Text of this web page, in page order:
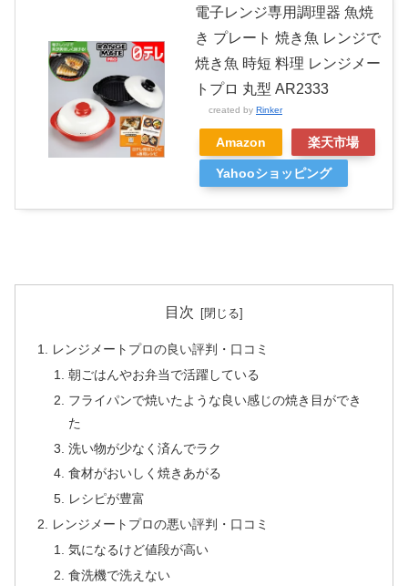
電子レンジ専用調理器 魚焼
き プレート 焼き魚 レンジで
焼き魚 時短 料理 レンジメー
トプロ 丸型 AR2333
created by Rinker
Amazon 楽天市場
Yahooショッピング
目次
レンジメートプロの良い評判・口コミ
朝ごはんやお弁当で活躍している
フライパンで焼いたような良い感じの焼き目ができ
た
洗い物が少なく済んでラク
食材がおいしく焼きあがる
レシピが豊富
レンジメートプロの悪い評判・口コミ
気になるけど値段が高い
食洗機で洗えない